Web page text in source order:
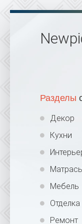
Разделы
Декор
Кухни
Мебель
Отделка
Ремонт